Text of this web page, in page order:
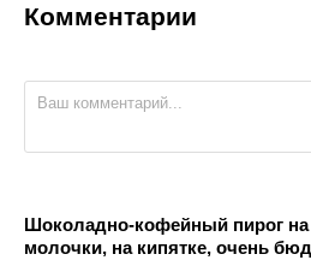
Комментарии
Шоколадно-кофейный пирог на
молочки, на кипятке, очень